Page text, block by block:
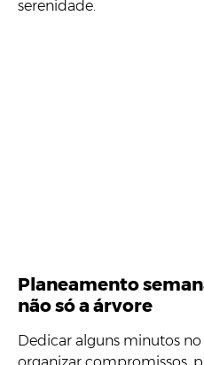
serenidade.
Planeamento
não só a árvore
Dedicar alguns minutos